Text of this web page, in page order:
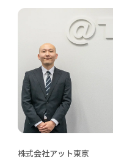
株式会社アット東京